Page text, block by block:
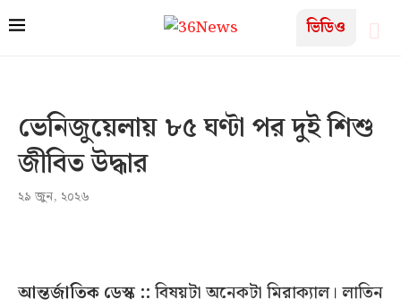
ভিডিও
ভেনিজুয়েলায় ৮৫ ঘণ্টা পর দুই শিশু
জীবিত উদ্ধার
২৯ জুন, ২০২৬
আন্তর্জাতিক ডেস্ক ::বিষয়টা অনেকটা মিরাক্যাল। লাতিন